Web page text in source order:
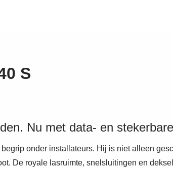
S
Nu met data- en
onder installateurs. Hij is niet alleen
De royale lasruimte, snelsluitingen en